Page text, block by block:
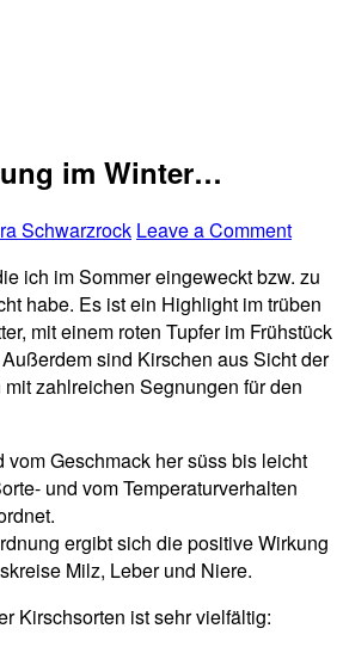
im Winter…
Schwarzrock Leave a Comment
ich im Sommer eingeweckt bzw. zu
habe. Es ist ein Highlight im trüben
mit einem roten Tupfer im Frühstück
sind Kirschen aus Sicht der
zahlreichen Segnungen für den
vomGeschmack hersüss bis leicht
und vom Temperaturverhalten
ergibt sich die positive Wirkung
Milz, Leber und Niere.
Kirschsorten ist sehr vielfältig: